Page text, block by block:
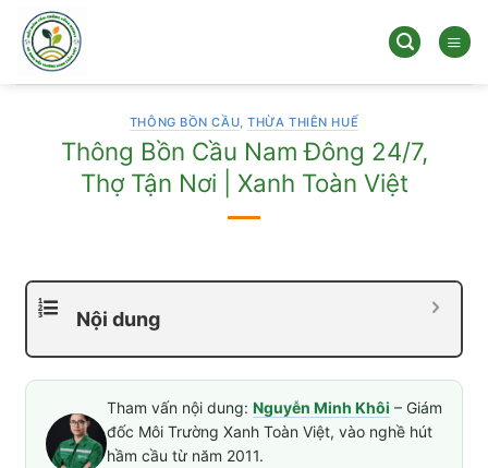
qua
dung
THÔNG BỒN CẦU,THỪA THIÊN HUẾ
Thông Bồn Cầu Nam Đông 24/7,
Thợ Tận Nơi | Xanh Toàn Việt
Nội dung
Tham vấn nội dung: Nguyễn Minh Khôi – Giám
đốc Môi Trường Xanh Toàn Việt, vào nghề hút
hầm cầu từ năm 2011.